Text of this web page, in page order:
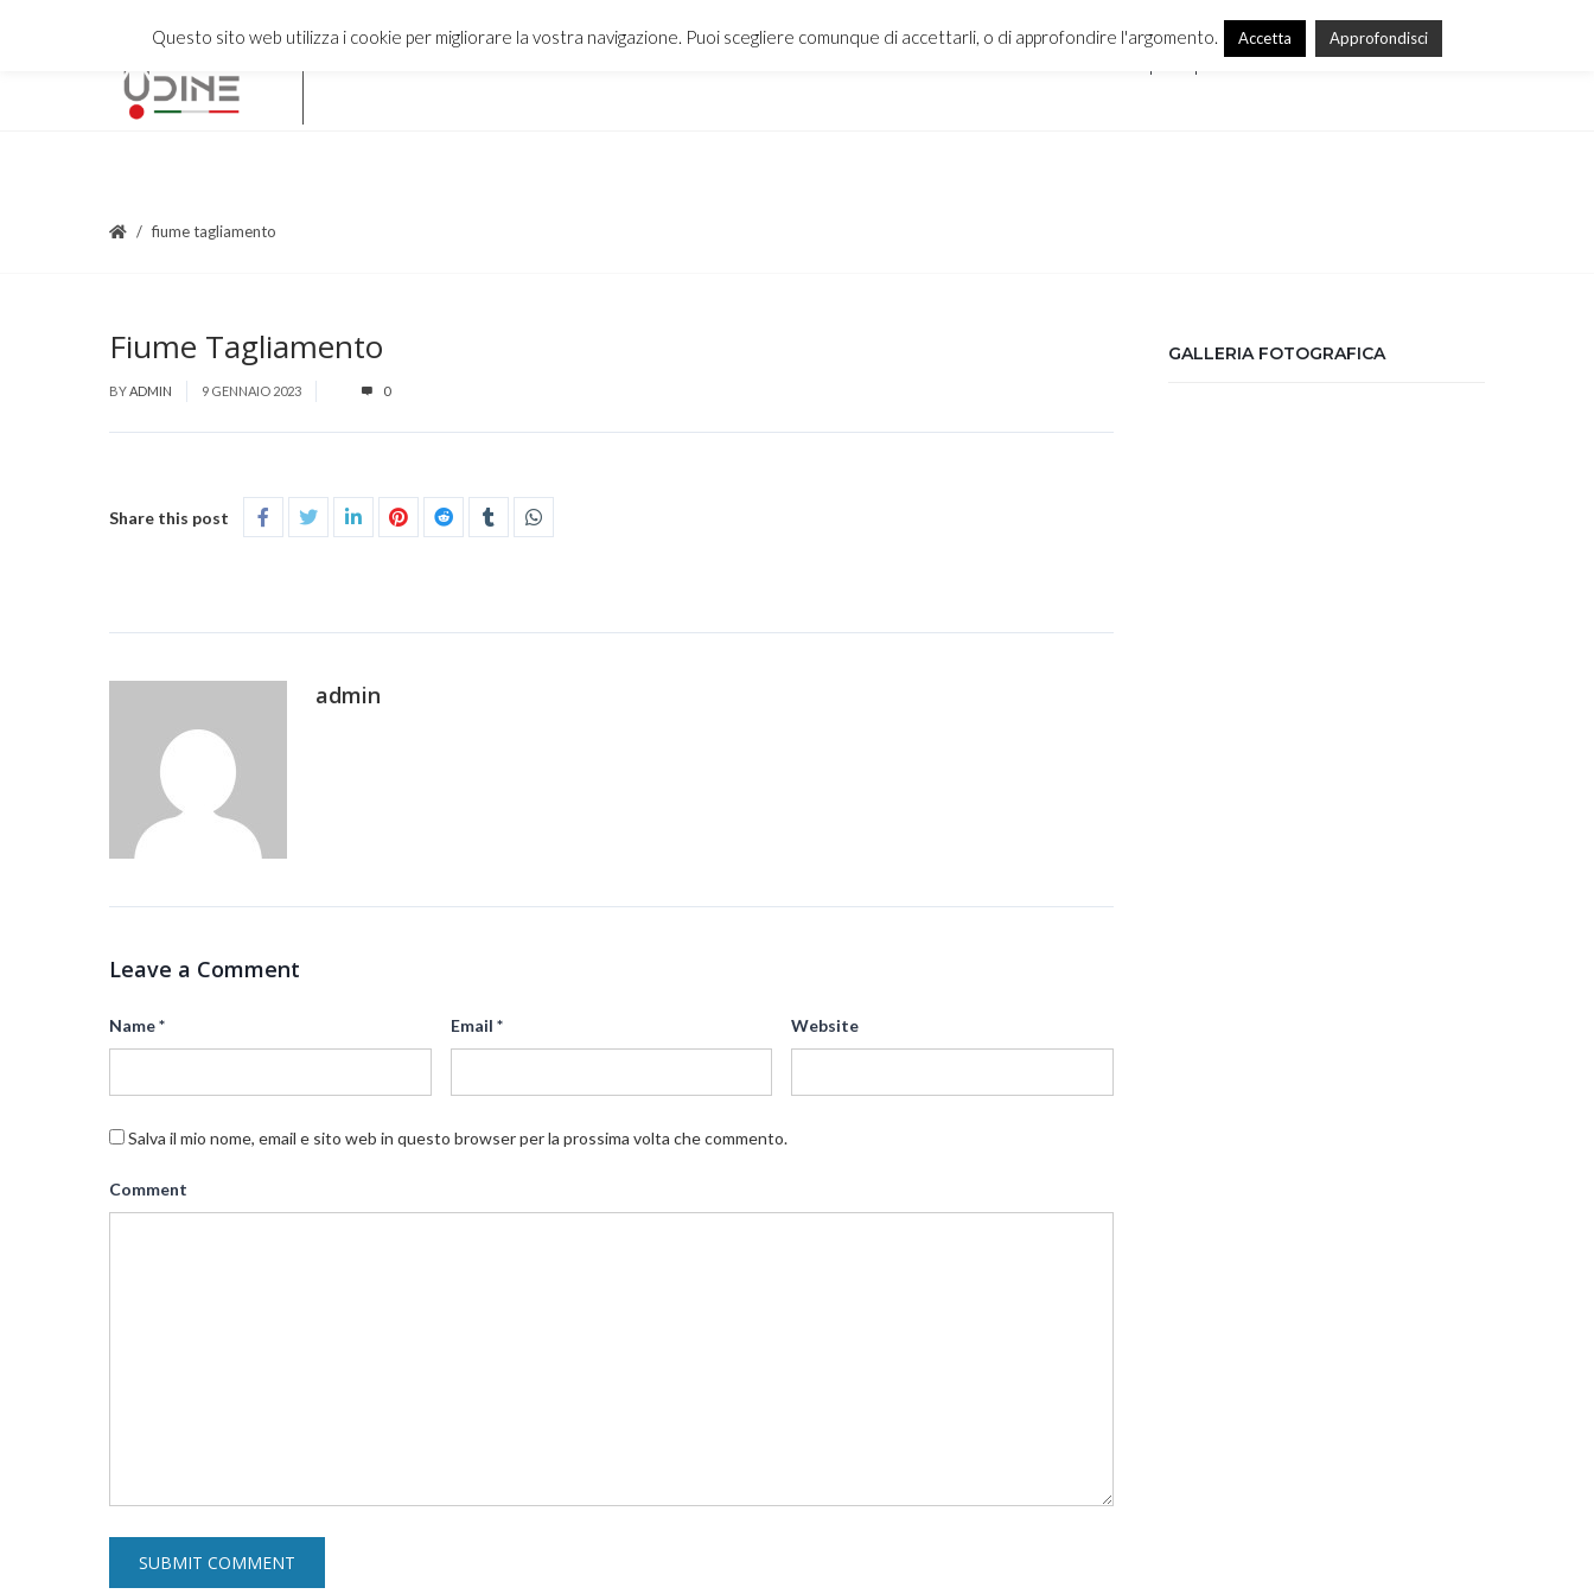
fiume tagliamento
Fiume Tagliamento
BYADMIN 9 GENNAIO 2023 0
Share this post
admin
Leave a Comment
Name* Email * Website
Salva il mio nome, email e sito web in questo browser per la prossima volta che commento.
Comment
GALLERIA FOTOGRAFICA
Questo sito web utilizza i cookie per migliorare la vostra navigazione. Puoi scegliere comunque di accettarli, o di approfondire l'argomento. Accetta Approfondisci